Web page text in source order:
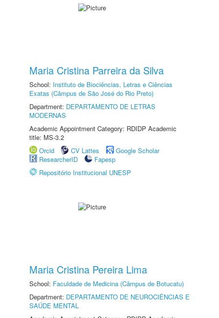
Maria Cristina Parreira da Silva
School: Instituto de Biociências, Letras e Ciências
Exatas (Câmpus de São José do Rio Preto)
Department: DEPARTAMENTO DE LETRAS
MODERNAS
Academic Appointment Category: RDIDP Academic
title: MS-3.2
Orcid
CV Lattes
Google Scholar
ResearcherID
Fapesp
Repositório Institucional UNESP
Maria Cristina Pereira Lima
School: Faculdade de Medicina (Câmpus de Botucatu)
Department: DEPARTAMENTO DE NEUROCIÊNCIAS E
SAÚDE MENTAL